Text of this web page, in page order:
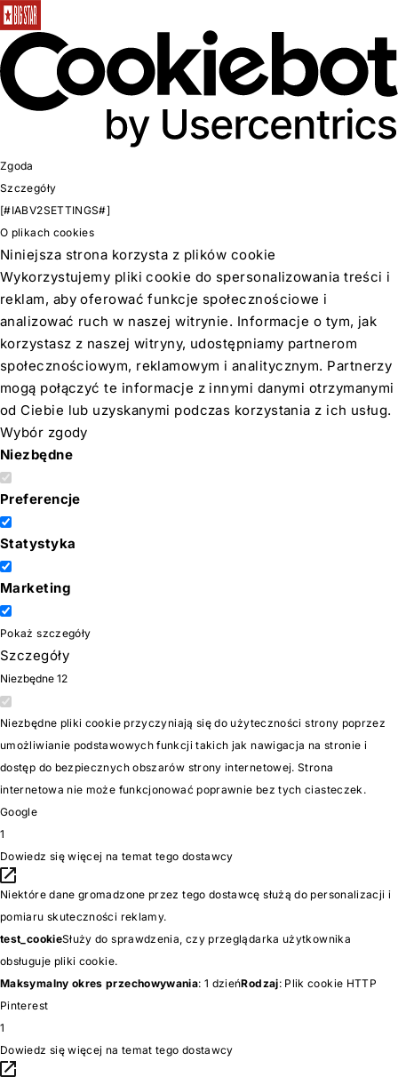
Zgoda
Szczegóły
[#IABV2SETTINGS#]
O plikach cookies
Niniejsza strona korzysta z plików cookie
Wykorzystujemy pliki cookie do spersonalizowania treści i
reklam, aby oferować funkcje społecznościowe i
analizować ruch w naszej witrynie. Informacje o tym, jak
korzystasz z naszej witryny, udostępniamy partnerom
społecznościowym, reklamowym i analitycznym. Partnerzy
mogą połączyć te informacje z innymi danymi otrzymanymi
od Ciebie lub uzyskanymi podczas korzystania z ich usług.
Wybór zgody
Niezbędne
Preferencje
Statystyka
Marketing
Pokaż szczegóły
Szczegóły
Niezbędne 12
Niezbędne pliki cookie przyczyniają się do użyteczności strony poprzez
umożliwianie podstawowych funkcji takich jak nawigacja na stronie i
dostęp do bezpiecznych obszarów strony internetowej. Strona
internetowa nie może funkcjonować poprawnie bez tych ciasteczek.
Google
1
Dowiedz się więcej na temat tego dostawcy
Niektóre dane gromadzone przez tego dostawcę służą do personalizacji i
pomiaru skuteczności reklamy.
test_cookieSłuży do sprawdzenia, czy przeglądarka użytkownika
obsługuje pliki cookie.
Maksymalny okres przechowywania: 1 dzieńRodzaj: Plik cookie HTTP
Pinterest
1
Dowiedz się więcej na temat tego dostawcy